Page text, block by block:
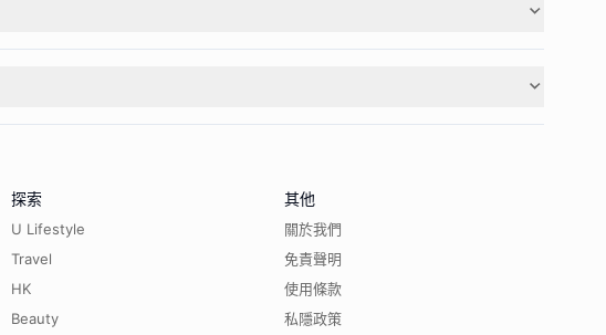
探索
U Lifestyle
Travel
HK
Beauty
其他
關於我們
免責聲明
使用條款
私隱政策